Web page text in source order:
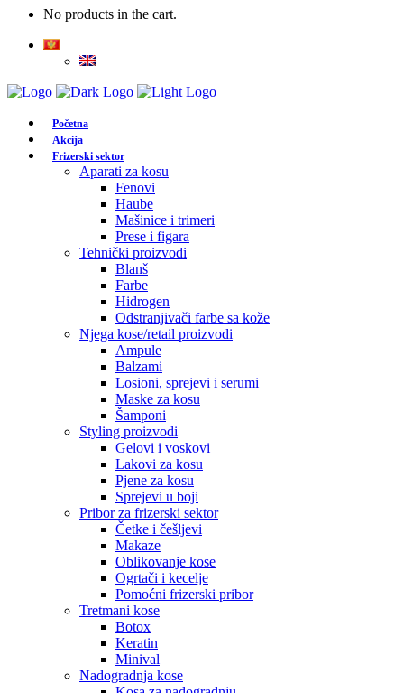
No products in the cart.
Početna
Akcija
Frizerski sektor
Aparati za kosu
Fenovi
Haube
Mašinice i trimeri
Prese i figara
Tehnički proizvodi
Blanš
Farbe
Hidrogen
Odstranjivači farbe sa kože
Njega kose/retail proizvodi
Ampule
Balzami
Losioni, sprejevi i serumi
Maske za kosu
Šamponi
Styling proizvodi
Gelovi i voskovi
Lakovi za kosu
Pjene za kosu
Sprejevi u boji
Pribor za frizerski sektor
Četke i češljevi
Makaze
Oblikovanje kose
Ogrtači i kecelje
Pomoćni frizerski pribor
Tretmani kose
Botox
Keratin
Minival
Nadogradnja kose